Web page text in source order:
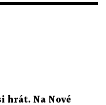
hrát. Na Nové